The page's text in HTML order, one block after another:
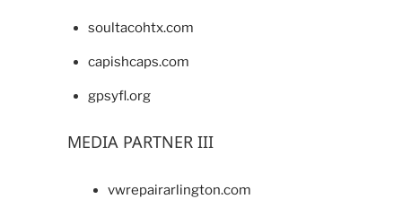
soultacohtx.com
capishcaps.com
gpsyfl.org
MEDIA PARTNER III
vwrepairarlington.com